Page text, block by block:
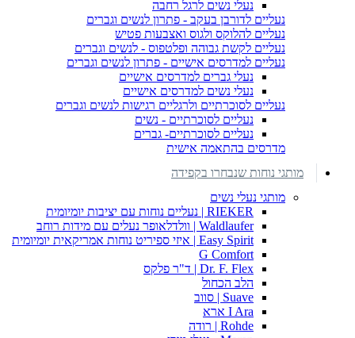
נעלי נשים לרגל רחבה
נעליים לדורבן בעקב - פתרון לנשים וגברים
נעליים להלוקס ולגוס ואצבעות פטיש
נעליים לקשת גבוהה ופלטפוס - לנשים וגברים
נעליים למדרסים אישיים - פתרון לנשים וגברים
נעלי גברים למדרסים אישיים
נעלי נשים למדרסים אישיים
נעליים לסוכרתיים ולרגליים רגישות לנשים וגברים
נעליים לסוכרתיים - נשים
נעליים לסוכרתיים- גברים
מדרסים בהתאמה אישית
מותגי נוחות שנבחרו בקפידה
מותגי נעלי נשים
RIEKER | נעליים נוחות עם יציבות יומיומית
Waldlaufer | וולדלאופר נעלים עם מידות רוחב
Easy Spirit | איזי ספיריט נוחות אמריקאית יומיומית
G Comfort
Dr. F. Flex | ד"ר פלקס
הלב הכחול
Suave | סווב
I Ara ארא
Rohde | רודה